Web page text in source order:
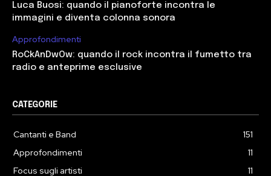
Luca Buosi: quando il pianoforte incontra le
immagini e diventa colonna sonora
Approfondimenti
RoCkAnDwOw: quando il rock incontra il fumetto tra
radio e anteprime esclusive
CATEGORIE
Cantanti e Band
151
Approfondimenti
11
Focus sugli artisti
11